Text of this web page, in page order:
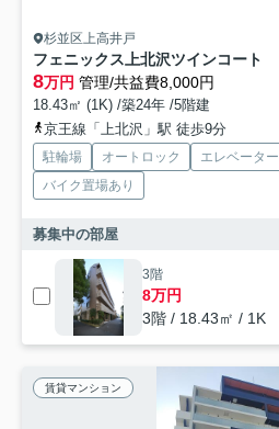
杉並区上高井戸
フェニックス上北沢ツインコート
8万円 管理/共益費8,000円
18.43㎡ (1K) /築24年 /5階建
京王線「上北沢」駅 徒歩9分
駐輪場 オートロック エレベーター
バイク置場あり
募集中の部屋
3階
8万円
3階 / 18.43㎡ / 1K
賃貸マンション